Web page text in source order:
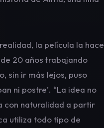
la película la hace
20 años trabajando
sin ir más lejos, puso
ni postre’. “La idea no
con naturalidad a partir
utiliza todo tipo de